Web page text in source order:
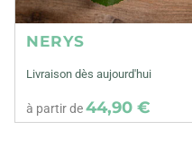
NERYS
Livraison dès aujourd'hui
à partir de44,90 €